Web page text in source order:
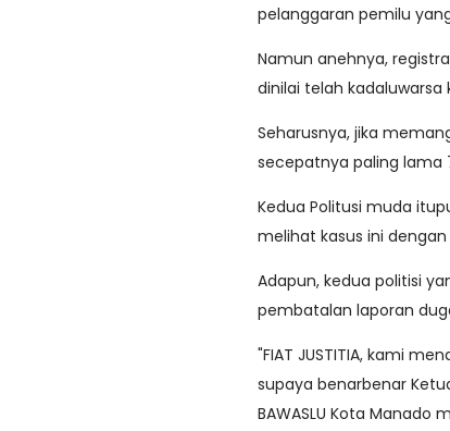
pelanggaran pemilu
Namun anehnya,
dinilai telah
Seharusnya, jika
secepatnya paling lama
Kedua Politusi muda
melihat kasus ini
Adapun, kedua politisi
pembatalan laporan
"FIAT JUSTITIA, kami
supaya benarbenar Ketua
BAWASLU Kota